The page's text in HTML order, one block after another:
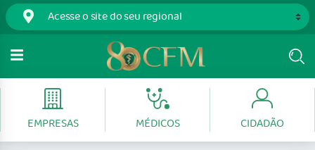
EMPRESAS MÉDICOS CIDADÃO